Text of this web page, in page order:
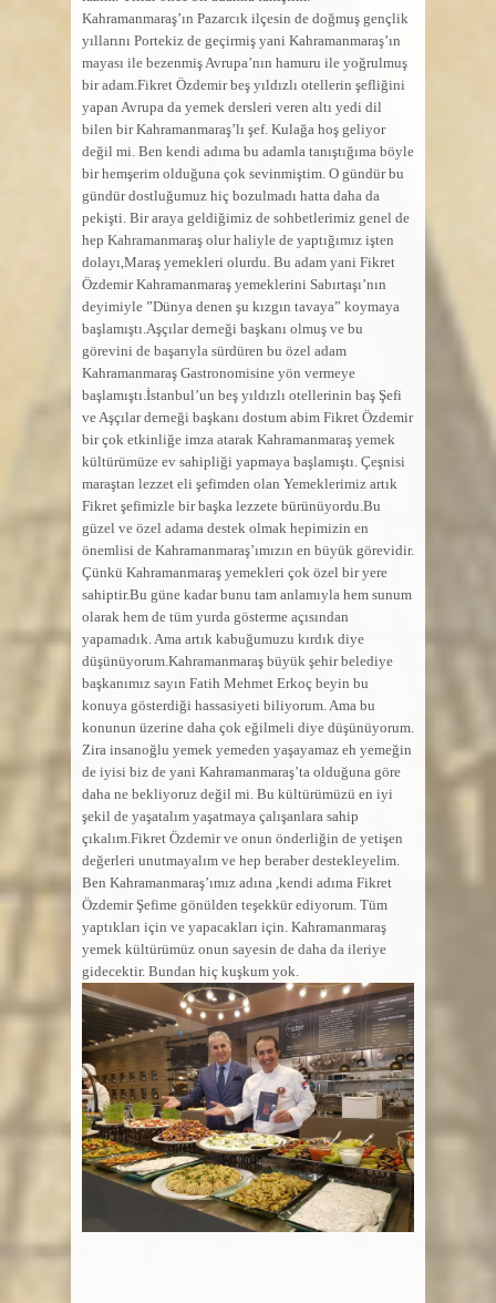
Kahramanmaraş’ın Pazarcık ilçesin de doğmuş gençlik
yıllarını Portekiz de geçirmiş yani Kahramanmaraş’ın
mayası ile bezenmiş Avrupa’nın hamuru ile yoğrulmuş
bir adam.Fikret Özdemir beş yıldızlı otellerin şefliğini
yapan Avrupa da yemek dersleri veren altı yedi dil
bilen bir Kahramanmaraş’lı şef. Kulağa hoş geliyor
değil mi. Ben kendi adıma bu adamla tanıştığıma böyle
bir hemşerim olduğuna çok sevinmiştim. O gündür bu
gündür dostluğumuz hiç bozulmadı hatta daha da
pekişti. Bir araya geldiğimiz de sohbetlerimiz genel de
hep Kahramanmaraş olur haliyle de yaptığımız işten
dolayı,Maraş yemekleri olurdu. Bu adam yani Fikret
Özdemir Kahramanmaraş yemeklerini Sabırtaşı’nın
deyimiyle ”Dünya denen şu kızgın tavaya” koymaya
başlamıştı.Aşçılar derneği başkanı olmuş ve bu
görevini de başarıyla sürdüren bu özel adam
Kahramanmaraş Gastronomisine yön vermeye
başlamıştı.İstanbul’un beş yıldızlı otellerinin baş Şefi
ve Aşçılar derneği başkanı dostum abim Fikret Özdemir
bir çok etkinliğe imza atarak Kahramanmaraş yemek
kültürümüze ev sahipliği yapmaya başlamıştı. Çeşnisi
maraştan lezzet eli şefimden olan Yemeklerimiz artık
Fikret şefimizle bir başka lezzete bürünüyordu.Bu
güzel ve özel adama destek olmak hepimizin en
önemlisi de Kahramanmaraş’ımızın en büyük görevidir.
Çünkü Kahramanmaraş yemekleri çok özel bir yere
sahiptir.Bu güne kadar bunu tam anlamıyla hem sunum
olarak hem de tüm yurda gösterme açısından
yapamadık. Ama artık kabuğumuzu kırdık diye
düşünüyorum.Kahramanmaraş büyük şehir belediye
başkanımız sayın Fatih Mehmet Erkoç beyin bu
konuya gösterdiği hassasiyeti biliyorum. Ama bu
konunun üzerine daha çok eğilmeli diye düşünüyorum.
Zira insanoğlu yemek yemeden yaşayamaz eh yemeğin
de iyisi biz de yani Kahramanmaraş’ta olduğuna göre
daha ne bekliyoruz değil mi. Bu kültürümüzü en iyi
şekil de yaşatalım yaşatmaya çalışanlara sahip
çıkalım.Fikret Özdemir ve onun önderliğin de yetişen
değerleri unutmayalım ve hep beraber destekleyelim.
Ben Kahramanmaraş’ımız adına ,kendi adıma Fikret
Özdemir Şefime gönülden teşekkür ediyorum. Tüm
yaptıkları için ve yapacakları için. Kahramanmaraş
yemek kültürümüz onun sayesin de daha da ileriye
gidecektir. Bundan hiç kuşkum yok.